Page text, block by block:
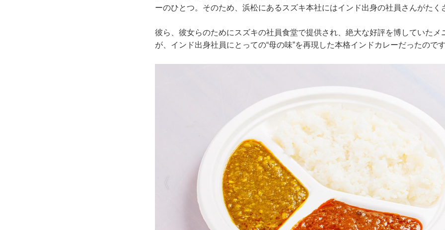
ーのひとつ。そのため、浜松にあるスズキ本社にはインド出身の社員さんがたく
彼ら、彼女らのためにスズキの社員食堂で提供され、絶大な好評を博していたメ
が、インド出身社員にとっての“母の味”を再現した本格インドカレーだったので